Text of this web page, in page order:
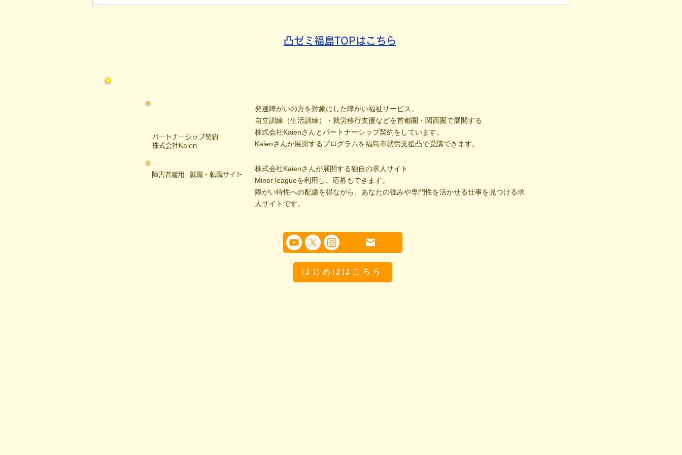
社会への一歩
たかい輪
凸ゼミ福島TOPはこちら
​パートナーシップ契約
​株式会社Kaien
発達障がいの方を対象にした障がい福祉サービス、
自立訓練（生活訓練）・就労移行支援などを首都圏・関西圏で展開する
株式会社Kaienさんとパートナーシップ契約をしています。
Kaienさんが展開するプログラムを福島市就労支援凸で受講できます。
障害者雇用 就職・転職サイト
株式会社Kaienさんが展開する独自の求人サイト
Minor leagueを利用し、応募もできます。
障がい特性への配慮を得ながら、あなたの強みや専門性を活かせる仕事を見つける求
人サイトです。
はじめははこちら